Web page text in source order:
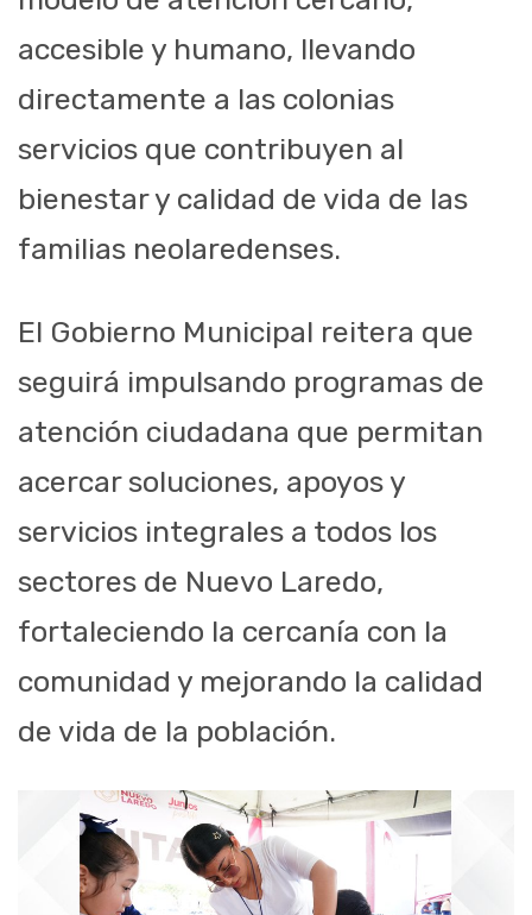
accesible y humano, llevando
directamente a las colonias
servicios que contribuyen al
bienestar y calidad de vida de las
familias neolaredenses.
El Gobierno Municipal reitera que
seguirá impulsando programas de
atención ciudadana que permitan
acercar soluciones, apoyos y
servicios integrales a todos los
sectores de Nuevo Laredo,
fortaleciendo la cercanía con la
comunidad y mejorando la calidad
de vida de la población.